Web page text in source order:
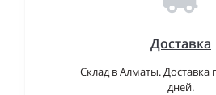
Доставка
Склад в Алматы. Доставка
дней.